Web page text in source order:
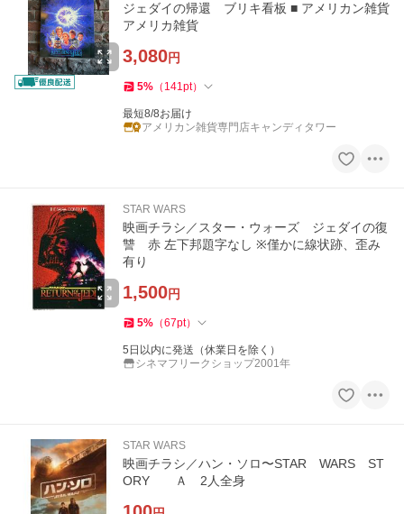
ジェダイの帰還 ブリキ看板 ■ アメリカン雑貨
アメリカ雑貨
3,080円
5% （ 141pt）
最短8/8お届け
アメリカン雑貨専門店キャンディタワー
STAR WARS
映画チラシ／スター・ウォーズ ジェダイの復
讐 赤 左下邦題字なし ※僅かに線状跡、歪み
有り
1,500円
5% （67pt）
5日以内に発送（休業日を除く）
シネマフリークショップ2001年
STAR WARS
映画チラシ／ハン・ソロ〜STAR WARS ST
ORY Ａ 2人全身